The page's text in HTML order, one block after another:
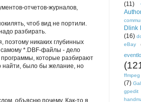
отчетов-журналов,
чтоб вид не портили.
разбирать.
поэтому никаких глубинных
самому *.DBF-файлы - дело
которые разбирают
найти, было бы желание, но
объясню почему. Как-то я
(11)
Dlink
(16)
eBay
ffmpeg
(7)
gpedit